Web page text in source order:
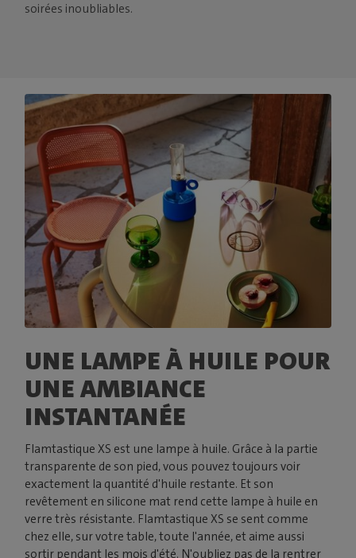
soirées inoubliables.
UNE LAMPE À HUILE POUR
UNE AMBIANCE
INSTANTANÉE
Flamtastique XS est une lampe à huile. Grâce à la partie
transparente de son pied, vous pouvez toujours voir
exactement la quantité d'huile restante. Et son
revêtement en silicone mat rend cette lampe à huile en
verre très résistante. Flamtastique XS se sent comme
chez elle, sur votre table, toute l'année, et aime aussi
sortir pendant les mois d'été. N'oubliez pas de la rentrer